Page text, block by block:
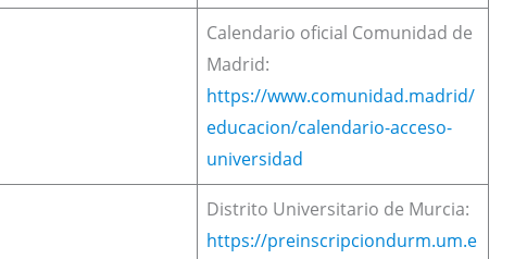
Calendario oficial Comunidad de
Madrid:
https://www.comunidad.madrid/
educacion/calendario-acceso-
universidad
Distrito Universitario de Murcia:
https://preinscripciondurm.um.e